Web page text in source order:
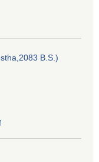
B.S.)